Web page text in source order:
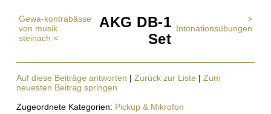
Gewa-kontrabässe
von musik
steinach <
AKG DB-1
Set
>
Intonationsübungen
Auf diese Beiträge antworten | Zurück zur Liste | Zum
neuesten Beitrag springen
Zugeordnete Kategorien: Pickup & Mikrofon